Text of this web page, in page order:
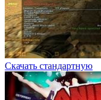
Скачать стандартную